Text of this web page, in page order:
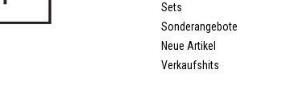
Sets
Sonderangebote
Neue Artikel
Verkaufshits